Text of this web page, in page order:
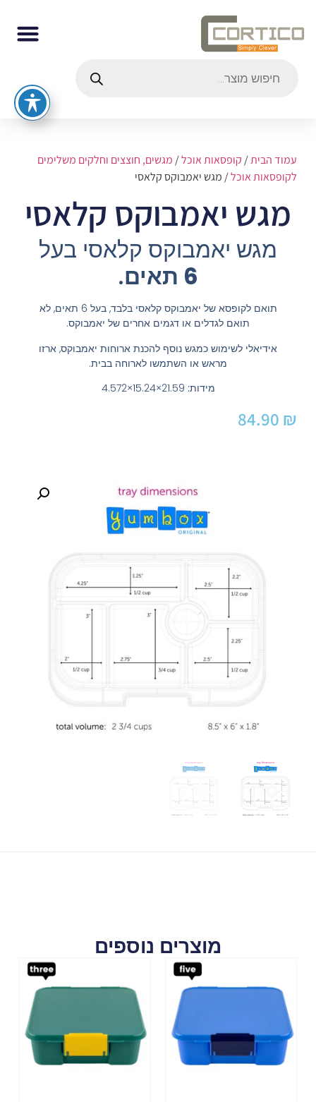
עמוד הבית/קופסאות אוכל/מגשים, חוצצים וחלקים משלימים
לקופסאות אוכל/ מגש יאמבוקס קלאסי
מגש יאמבוקס קלאסי
מגש יאמבוקס קלאסי בעל
6 תאים
.
תואם לקופסא של יאמבוקס קלאסי בלבד, בעל 6 תאים, לא
תואם לגדלים או דגמים אחרים של יאמבוקס.
אידיאלי לשימוש כמגש נוסף להכנת ארוחות יאמבוקס, ארזו
מראש או השתמשו לארוחה בבית.
מידות:
84.90 ₪
מוצרים נוספים